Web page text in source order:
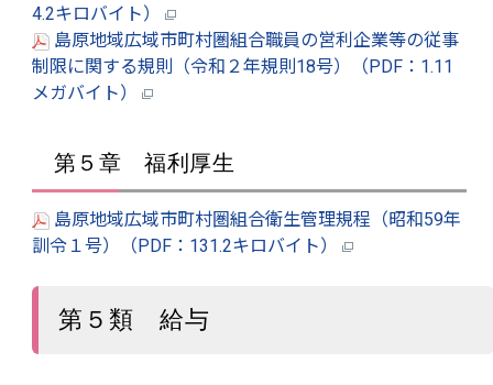
4.2キロバイト）
島原地域広域市町村圏組合職員の営利企業等の従事
制限に関する規則（令和２年規則18号）（PDF：1.11
メガバイト）
第５章 福利厚生
島原地域広域市町村圏組合衛生管理規程（昭和59年
訓令１号）（PDF：131.2キロバイト）
第５類 給与